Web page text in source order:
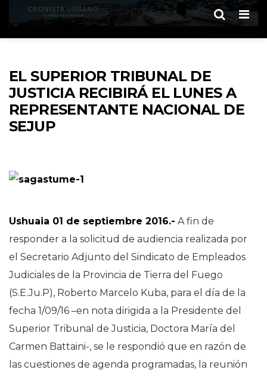
EL SUPERIOR TRIBUNAL DE
JUSTICIA RECIBIRÁ EL LUNES A
REPRESENTANTE NACIONAL DE
SEJUP
Ushuaia 01 de septiembre 2016.- A fin de
responder a la solicitud de audiencia realizada por
el Secretario Adjunto del Sindicato de Empleados
Judiciales de la Provincia de Tierra del Fuego
(S.E.Ju.P), Roberto Marcelo Kuba, para el día de la
fecha 1/09/16 –en nota dirigida a la Presidente del
Superior Tribunal de Justicia, Doctora María del
Carmen Battaini-, se le respondió que en razón de
las cuestiones de agenda programadas, la reunión